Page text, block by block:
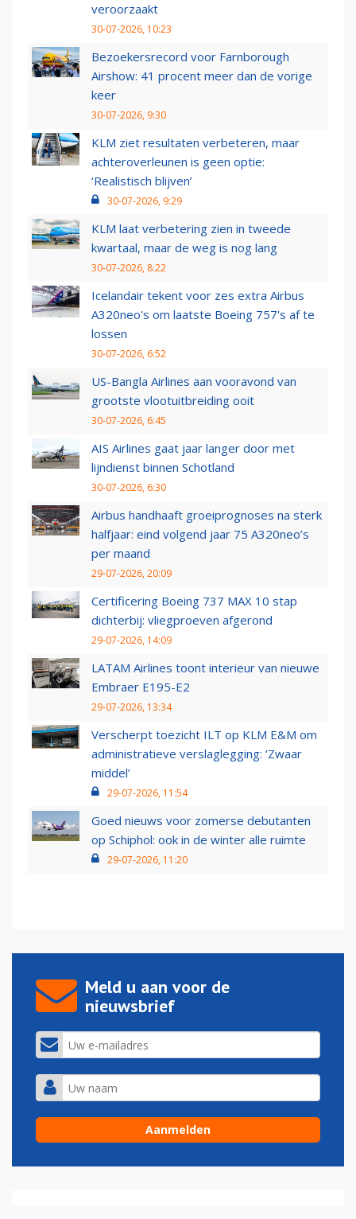
veroorzaakt
30-07-2026, 10:23
Bezoekersrecord voor Farnborough
Airshow: 41 procent meer dan de vorige
keer
30-07-2026, 9:30
KLM ziet resultaten verbeteren, maar
achteroverleunen is geen optie:
‘Realistisch blijven’
30-07-2026, 9:29
KLM laat verbetering zien in tweede
kwartaal, maar de weg is nog lang
30-07-2026, 8:22
Icelandair tekent voor zes extra Airbus
A320neo's om laatste Boeing 757's af te
lossen
30-07-2026, 6:52
US-Bangla Airlines aan vooravond van
grootste vlootuitbreiding ooit
30-07-2026, 6:45
AIS Airlines gaat jaar langer door met
lijndienst binnen Schotland
30-07-2026, 6:30
Airbus handhaaft groeiprognoses na sterk
halfjaar: eind volgend jaar 75 A320neo’s
per maand
29-07-2026, 20:09
Certificering Boeing 737 MAX 10 stap
dichterbij: vliegproeven afgerond
29-07-2026, 14:09
LATAM Airlines toont interieur van nieuwe
Embraer E195-E2
29-07-2026, 13:34
Verscherpt toezicht ILT op KLM E&M om
administratieve verslaglegging: ‘Zwaar
middel’
29-07-2026, 11:54
Goed nieuws voor zomerse debutanten
op Schiphol: ook in de winter alle ruimte
29-07-2026, 11:20
Meld u aan voor de
nieuwsbrief